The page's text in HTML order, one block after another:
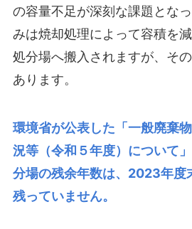
の容量不足が深刻な課題とな
みは焼却処理によって容積を
処分場へ搬入されますが、そ
あります。
環境省が公表した「一般廃棄
況等（令和５年度）について
分場の残余年数は、2023年度
残っていません。